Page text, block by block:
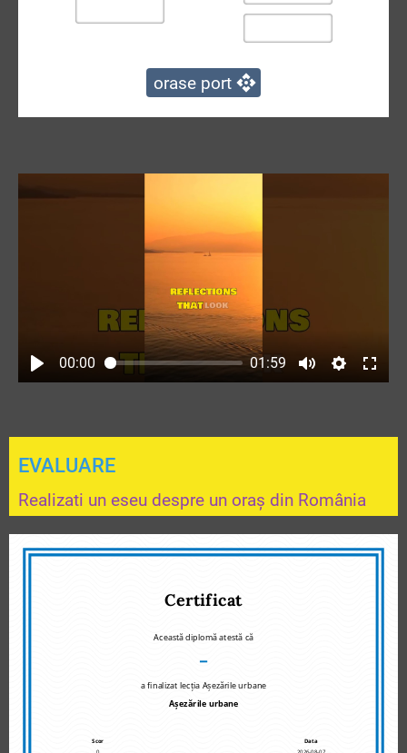
orase port
00:00 01:59
EVALUARE
Realizati un eseu despre un oraș din România
Certificat
Această diplomă atestă că
–
a finalizat lecția Așezările urbane
Așezările urbane
Scor
Data